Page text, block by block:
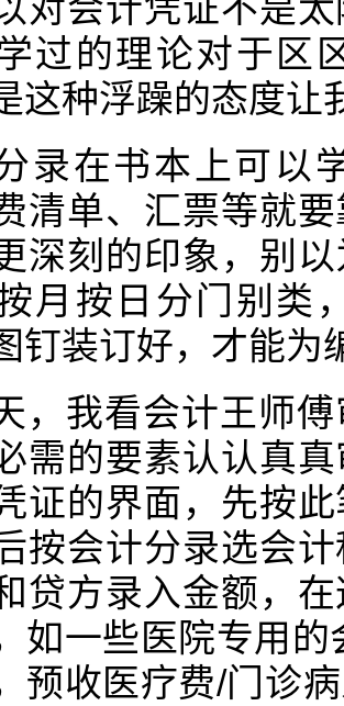
对会计凭证不是
过的理论对于区
这种浮躁的态度让
录在书本上可以
清单、汇票等就
深刻的印象，别
月按日分门别类
钉装订好，才能为
，我看会计王师
需的要素认认真
证的界面，先按
按会计分录选会
贷方录入金额，
如一些医院专用
预收医疗费/门诊